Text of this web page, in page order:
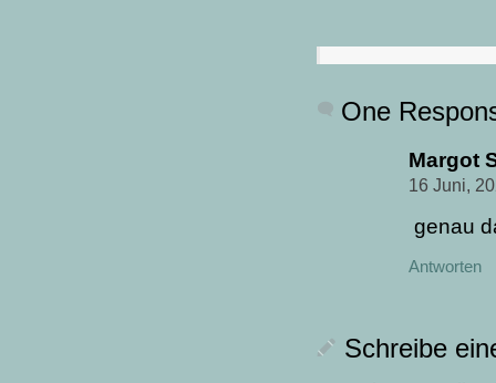
One
Margot
16 Juni,
genau
Antworten
Schreibe